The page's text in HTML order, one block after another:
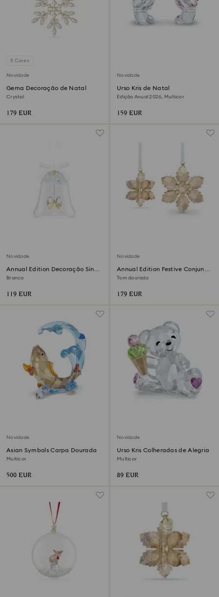
5 Cores
Novidade
Gema Decoração de Natal
Crystal
179 EUR
Novidade
Urso Kris de Natal
Edição Anual 2026, Multicor
159 EUR
Novidade
Annual Edition Decoração Sino
2026
Branca
119 EUR
Novidade
Annual Edition Festive Conjunto
de Decorações 3D 2026
Tom dourado
179 EUR
Novidade
Asian Symbols Carpa Dourada
Multicor
500 EUR
Novidade
Urso Kris Colheradas de Alegria
Multicor
89 EUR